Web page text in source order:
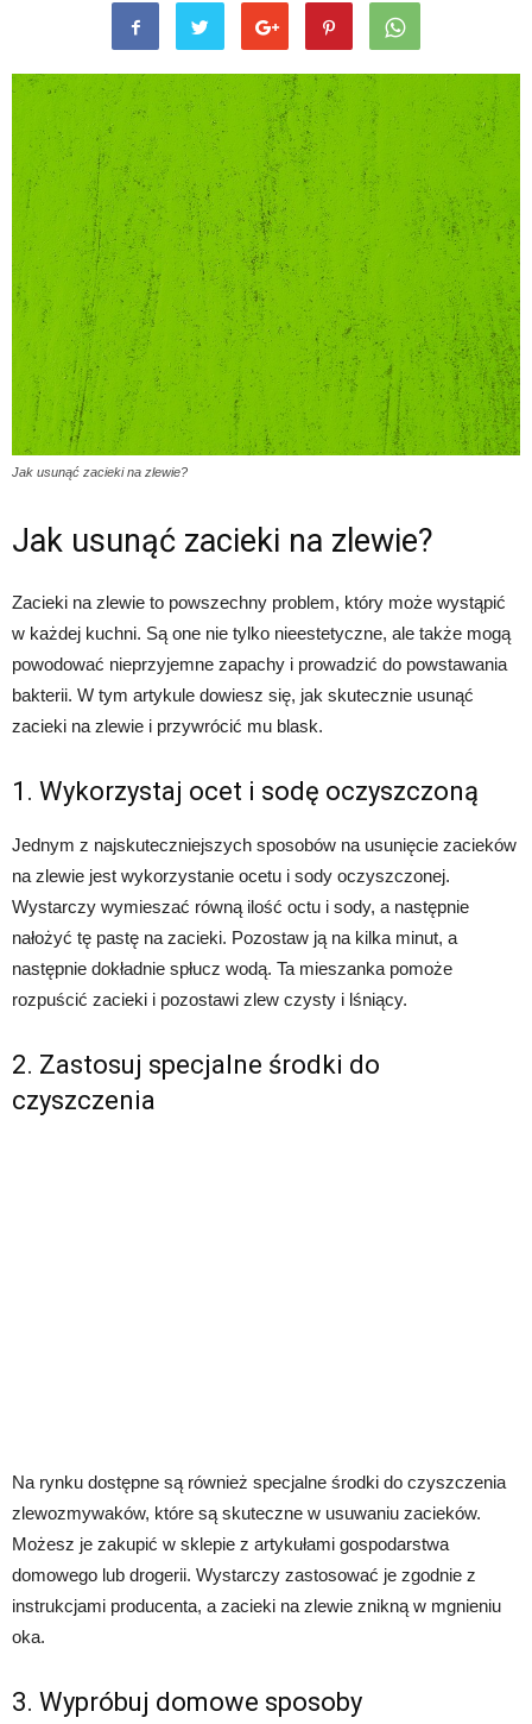
Jak usunąć zacieki na zlewie?
Jak usunąć zacieki na zlewie?
Zacieki na zlewie to powszechny problem, który może wystąpić
w każdej kuchni. Są one nie tylko nieestetyczne, ale także mogą
powodować nieprzyjemne zapachy i prowadzić do powstawania
bakterii. W tym artykule dowiesz się, jak skutecznie usunąć
zacieki na zlewie i przywrócić mu blask.
1. Wykorzystaj ocet i sodę oczyszczoną
Jednym z najskuteczniejszych sposobów na usunięcie zacieków
na zlewie jest wykorzystanie ocetu i sody oczyszczonej.
Wystarczy wymieszać równą ilość octu i sody, a następnie
nałożyć tę pastę na zacieki. Pozostaw ją na kilka minut, a
następnie dokładnie spłucz wodą. Ta mieszanka pomoże
rozpuścić zacieki i pozostawi zlew czysty i lśniący.
2. Zastosuj specjalne środki do
czyszczenia
Na rynku dostępne są również specjalne środki do czyszczenia
zlewozmywaków, które są skuteczne w usuwaniu zacieków.
Możesz je zakupić w sklepie z artykułami gospodarstwa
domowego lub drogerii. Wystarczy zastosować je zgodnie z
instrukcjami producenta, a zacieki na zlewie znikną w mgnieniu
oka.
3. Wypróbuj domowe sposoby